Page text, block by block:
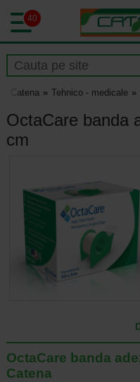
40
Catena Tehnico - medicale
OctaCare banda
cm
OctaCare banda
Catena